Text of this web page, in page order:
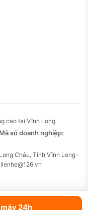
24h
cao tại Vĩnh Long
số doanh nghiệp:
Châu, Tỉnh Vĩnh Long ·